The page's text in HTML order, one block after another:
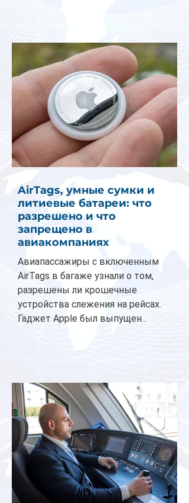
AirTags, умные сумки и
литиевые батареи: что
разрешено и что
запрещено в
авиакомпаниях
Авиапассажиры с включенным
AirTags в багаже узнали о том,
разрешены ли крошечные
устройства слежения на рейсах.
Гаджет Apple был выпущен...